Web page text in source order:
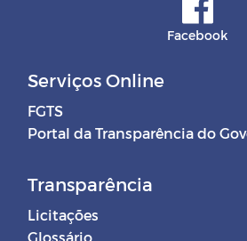
Facebook
Serviços Online
FGTS
Portal da Transparência do
Transparência
Licitações
Glossário